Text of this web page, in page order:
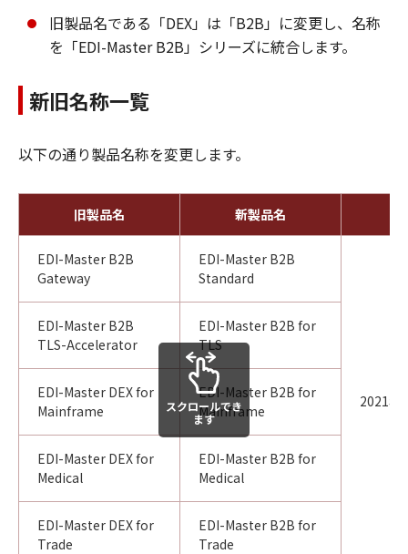
旧製品名である「DEX」は「B2B」に変更し、名称
を「EDI-Master B2B」シリーズに統合します。
新旧名称一覧
以下の通り製品名称を変更します。
旧製品名 新製品名
EDI-Master B2B
Gateway
EDI-Master B2B
Standard
2021年
EDI-Master B2B
TLS-Accelerator
EDI-Master B2B for
TLS
EDI-Master DEX for
Mainframe
EDI-Master B2B for
Mainframe
EDI-Master DEX for
Medical
EDI-Master B2B for
Medical
EDI-Master DEX for
Trade
EDI-Master B2B for
Trade
スクロールでき
ます